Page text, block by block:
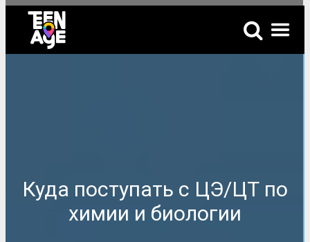
Куда поступать с ЦЭ/ЦТ по
химии и биологии